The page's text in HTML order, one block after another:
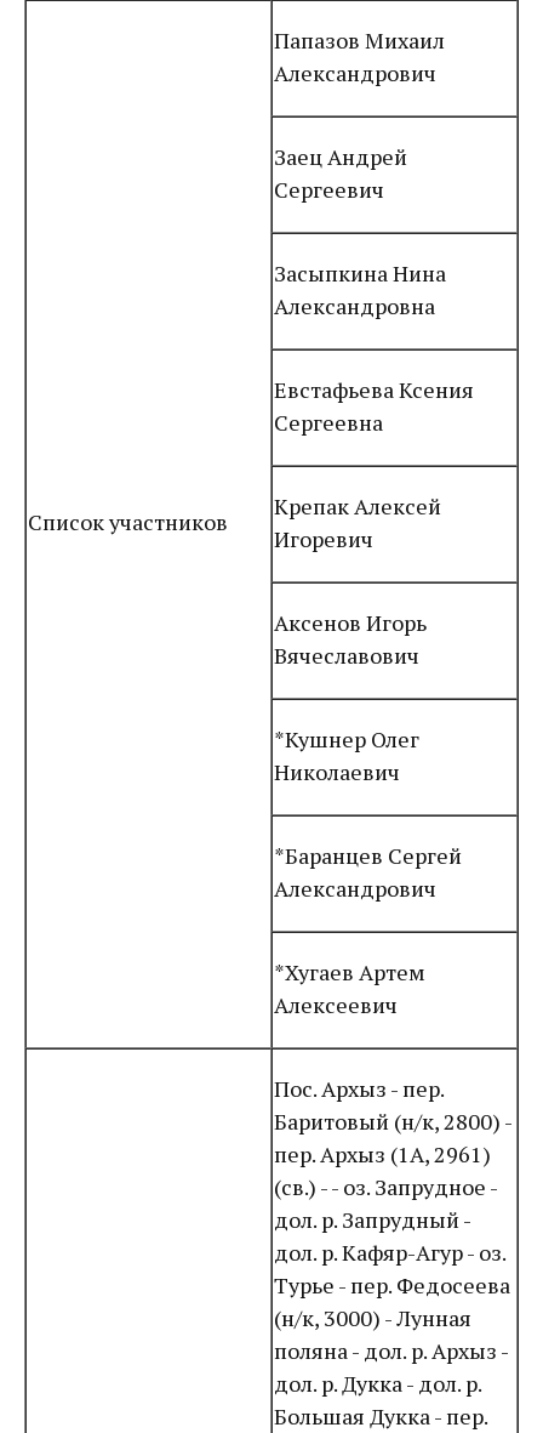
Список участников
Папазов Михаил
Александрович
Заец Андрей
Сергеевич
Засыпкина Нина
Александровна
Евстафьева Ксения
Сергеевна
Крепак Алексей
Игоревич
Аксенов Игорь
Вячеславович
*Кушнер Олег
Николаевич
*Баранцев Сергей
Александрович
*Хугаев Артем
Алексеевич
Пос. Архыз - пер.
Баритовый (н/к, 2800) -
пер. Архыз (1А, 2961)
(св.) - - оз. Запрудное -
дол. р. Запрудный -
дол. р. Кафяр-Агур - оз.
Турье - пер. Федосеева
(н/к, 3000) - Лунная
поляна - дол. р. Архыз -
дол. р. Дукка - дол. р.
Большая Дукка - пер.